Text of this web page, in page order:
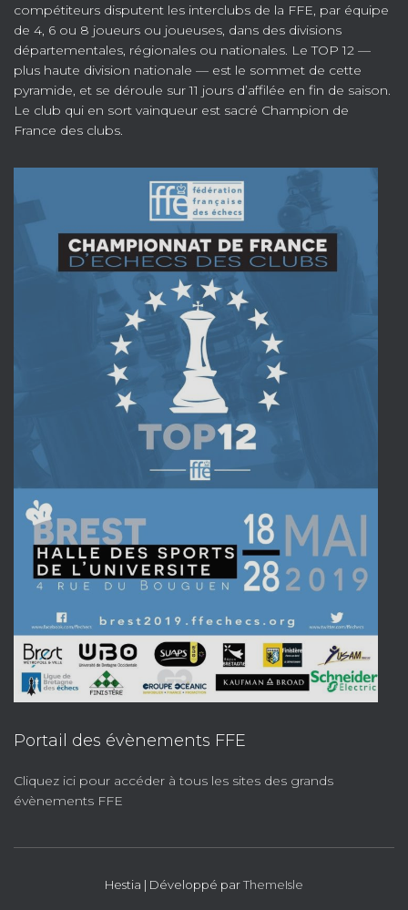
compétiteurs disputent les interclubs de la FFE, par équipe
de 4, 6 ou 8 joueurs ou joueuses, dans des divisions
départementales, régionales ou nationales. Le TOP 12 —
plus haute division nationale — est le sommet de cette
pyramide, et se déroule sur 11 jours d’affilée en fin de saison.
Le club qui en sort vainqueur est sacré Champion de
France des clubs.
Portail des évènements FFE
Cliquez ici pour accéder à tous les sites des grands
évènements FFE
Hestia | Développé parThemeIsle